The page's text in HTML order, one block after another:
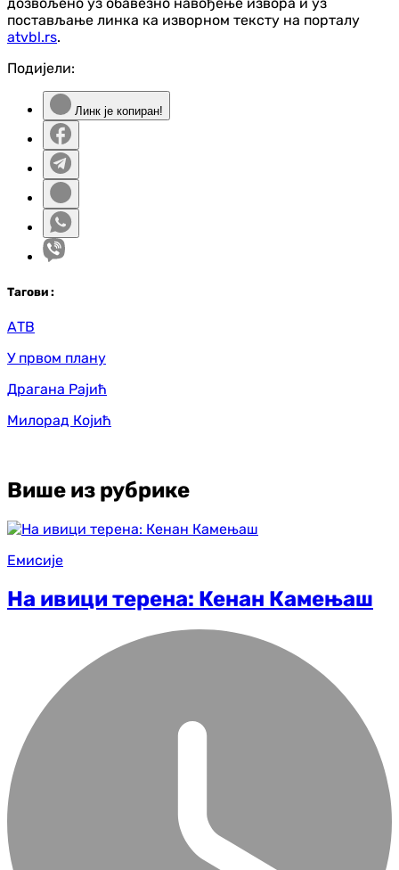
постављање линка ка изворном тексту на порталу
atvbl.rs.
Подијели:
Линк је копиран!
Тагови :
АТВ
У првом плану
Драгана Рајић
Милорад Којић
Више из рубрике
Емисије
На ивици терена: Кенан Камењаш